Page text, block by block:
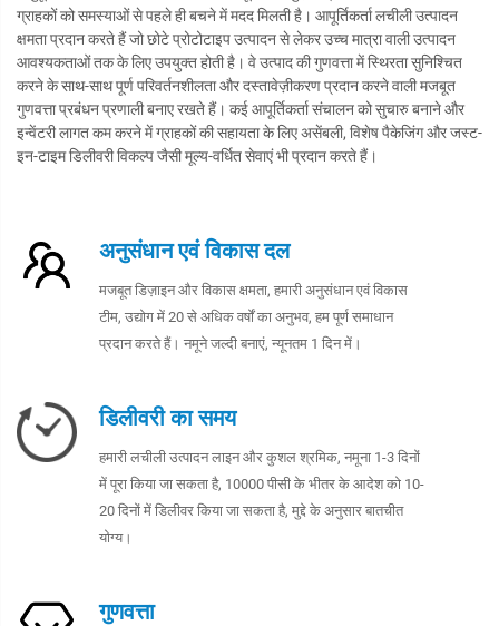
ग्राहकों को समस्याओं से पहले ही बचने में मदद मिलती है। आपूर्तिकर्ता लचीली उत्पादन
क्षमता प्रदान करते हैं जो छोटे प्रोटोटाइप उत्पादन से लेकर उच्च मात्रा वाली उत्पादन
आवश्यकताओं तक के लिए उपयुक्त होती है। वे उत्पाद की गुणवत्ता में स्थिरता सुनिश्चित
करने के साथ-साथ पूर्ण परिवर्तनशीलता और दस्तावेज़ीकरण प्रदान करने वाली मजबूत
गुणवत्ता प्रबंधन प्रणाली बनाए रखते हैं। कई आपूर्तिकर्ता संचालन को सुचारु बनाने और
इन्वेंटरी लागत कम करने में ग्राहकों की सहायता के लिए असेंबली, विशेष पैकेजिंग और जस्ट-
इन-टाइम डिलीवरी विकल्प जैसी मूल्य-वर्धित सेवाएं भी प्रदान करते हैं।
अनुसंधान एवं विकास दल
मजबूत डिज़ाइन और विकास क्षमता, हमारी अनुसंधान एवं विकास
टीम, उद्योग में 20 से अधिक वर्षों का अनुभव, हम पूर्ण समाधान
प्रदान करते हैं। नमूने जल्दी बनाएं, न्यूनतम 1 दिन में।
डिलीवरी का समय
हमारी लचीली उत्पादन लाइन और कुशल श्रमिक, नमूना 1-3 दिनों
में पूरा किया जा सकता है, 10000 पीसी के भीतर के आदेश को 10-
20 दिनों में डिलीवर किया जा सकता है, मुद्दे के अनुसार बातचीत
योग्य।
गुणवत्ता